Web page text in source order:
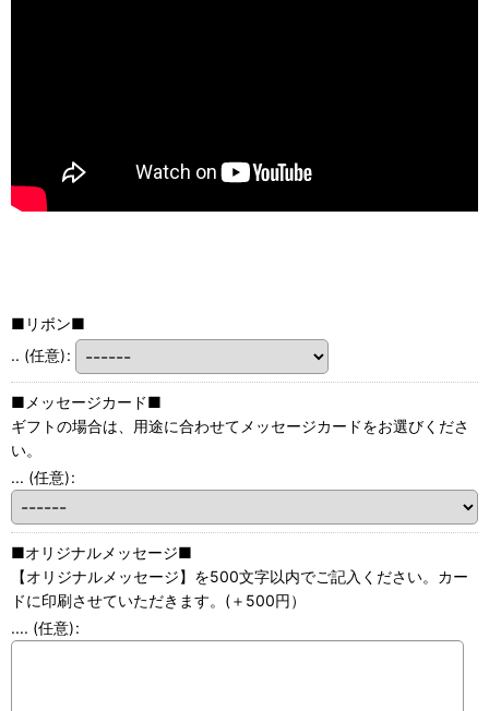
■リボン■
.. (任意):
■メッセージカード■
ギフトの場合は、用途に合わせてメッセージカードをお選びくださ
い。
... (任意):
■オリジナルメッセージ■
【オリジナルメッセージ】を500文字以内でご記入ください。カー
ドに印刷させていただきます。(＋500円）
.... (任意):